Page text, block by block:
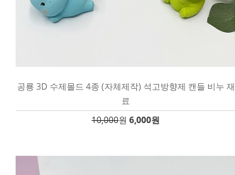
공룡 3D 수제몰드 4종 (자체제작) 석고방향제 캔들 비누 재
료
10,000원 6,000원